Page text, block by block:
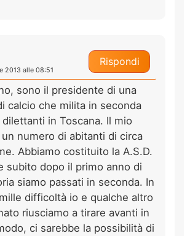
Rispondi
2013 alle 08:51
sono il presidente di una
calcio che milita in seconda
in Toscana. Il mio
un numero di abitanti di circa
Abbiamo costituito la A.S.D.
subito dopo il primo anno di
siamo passati in seconda. In
difficoltà io e qualche altro
riusciamo a tirare avanti in
ci sarebbe la possibilità di